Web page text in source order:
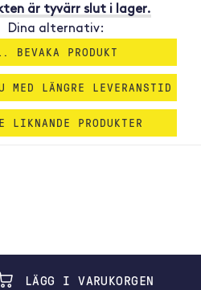
är tyvärr slut i lager.
Dina alternativ:
BEVAKA PRODUKT
LÄNGRE LEVERANSTID
PRODUKTER
LÄGG I VARUKORGEN